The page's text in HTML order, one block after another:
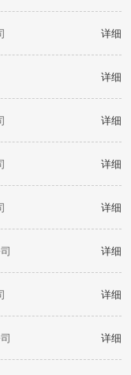
详细
详细
详细
详细
详细
详细
详细
详细